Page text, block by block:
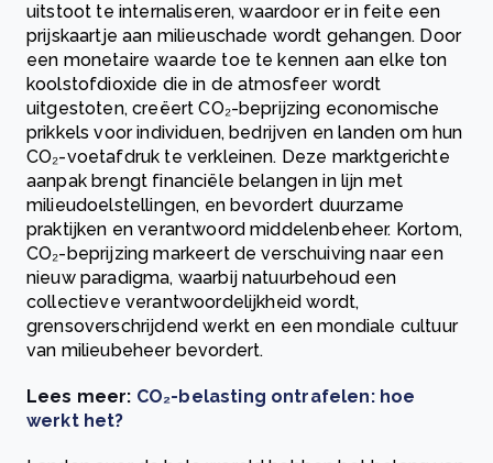
uitstoot te internaliseren, waardoor er in feite een
prijskaartje aan milieuschade wordt gehangen. Door
een monetaire waarde toe te kennen aan elke ton
koolstofdioxide die in de atmosfeer wordt
uitgestoten, creëert CO₂-beprijzing economische
prikkels voor individuen, bedrijven en landen om hun
CO₂-voetafdruk te verkleinen. Deze marktgerichte
aanpak brengt financiële belangen in lijn met
milieudoelstellingen, en bevordert duurzame
praktijken en verantwoord middelenbeheer. Kortom,
CO₂-beprijzing markeert de verschuiving naar een
nieuw paradigma, waarbij natuurbehoud een
collectieve verantwoordelijkheid wordt,
grensoverschrijdend werkt en een mondiale cultuur
van milieubeheer bevordert.
Lees meer: CO₂-belasting ontrafelen: hoe
werkt het?